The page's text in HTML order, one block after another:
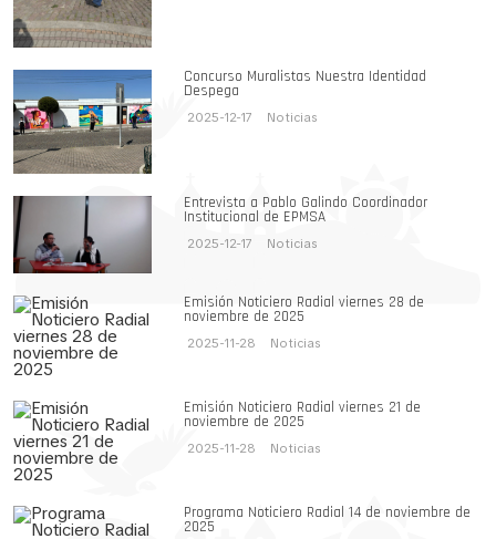
Concurso Muralistas Nuestra Identidad
Despega
2025-12-17 Noticias
Entrevista a Pablo Galindo Coordinador
Institucional de EPMSA
2025-12-17 Noticias
Emisión Noticiero Radial viernes 28 de
noviembre de 2025
2025-11-28 Noticias
Emisión Noticiero Radial viernes 21 de
noviembre de 2025
2025-11-28 Noticias
Programa Noticiero Radial 14 de noviembre de
2025